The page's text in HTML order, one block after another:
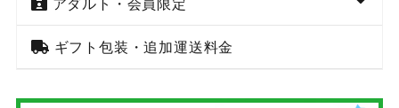
ギフト包装・追加運送料金